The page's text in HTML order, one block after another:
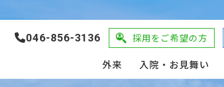
046-856-3136 採用をご希望の方
外来 入院・お見舞い